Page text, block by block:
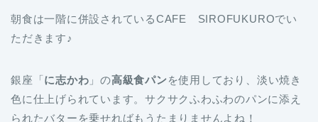
朝食は一階に併設されているCAFE SIROFUKUROでい
ただきます♪
銀座「に志かわ 」の高級食パンを使用しており、淡い焼き
色に仕上げられています。サクサクふわふわのパンに添え
られたバターを乗せればもうたまりませんよね！